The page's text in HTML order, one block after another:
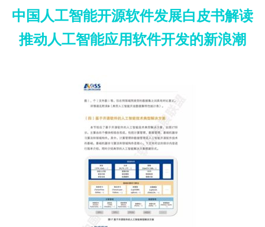
中国人工智能开源软件发展白皮书解读
推动人工智能应用软件开发的新浪潮